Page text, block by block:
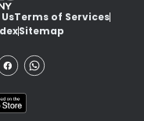
Terms of Services
Sitemap